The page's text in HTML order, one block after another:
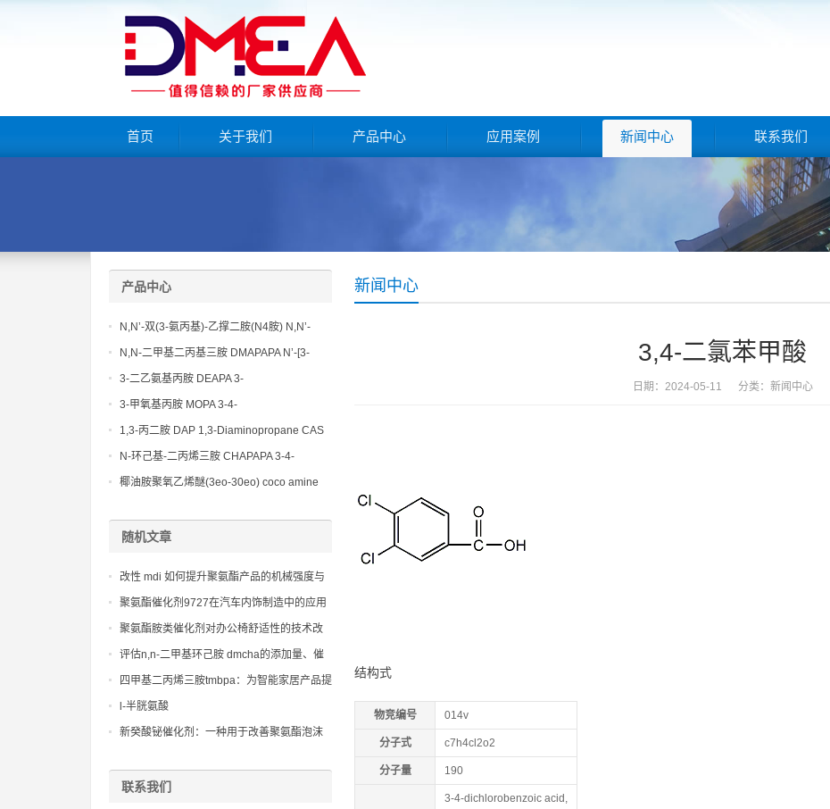
首页 关于我们 产品中心 应用案例 新闻中心 联系我们
新闻中心
3,4-二氯苯甲酸
日期：2024-05-11 分类： 新闻中心
结构式
物竞编号 014v
分子式 c7h4cl2o2
分子量 190
3-4-dichlorobenzoic acid,
产品中心
N,N’-双(3-氨丙基)-乙撑二胺(N4胺) N,N’-
Bis(3-aminopropyl)-ethylenediamine CAS
No10563-26-5
N,N-二甲基二丙基三胺 DMAPAPA N’-[3-
(dimethylamino)propyllpropane-1,3-
diamine CAS No10563-29-8
3-二乙氨基丙胺 DEAPA 3-
(Diethylamino)propylamine CAS No 104-
3-甲氧基丙胺 MOPA 3-4-
Methoxypropylamine CAS No 5332-73-0
1,3-丙二胺 DAP 1,3-Diaminopropane CAS
No 109-76-2
N-环己基-二丙烯三胺 CHAPAPA 3-4-
Methoxypropylamine CAS No:5332-73-0
椰油胺聚氧乙烯醚(3eo-30eo) coco amine
随机文章
改性 mdi 如何提升聚氨酯产品的机械强度与
尺寸稳定性
聚氨酯催化剂9727在汽车内饰制造中的应用
与优势
聚氨酯胺类催化剂对办公椅舒适性的技术改
进
评估n,n-二甲基环己胺 dmcha的添加量、催
化效率及其与多元醇的兼容性
四甲基二丙烯三胺tmbpa：为智能家居产品提
供更健康的室内环境
l-半胱氨酸
新癸酸铋催化剂：一种用于改善聚氨酯泡沫
联系我们